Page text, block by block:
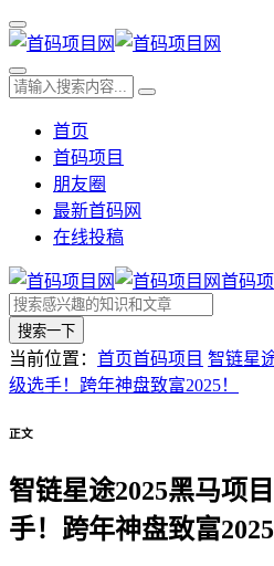
首页
首码项目
朋友圈
最新首码网
在线投稿
首码
搜索一下
当前位置： 首页首码项目 智链星
级选手！跨年神盘致富2025！
正文
智链星途2025黑马项
手！跨年神盘致富2025